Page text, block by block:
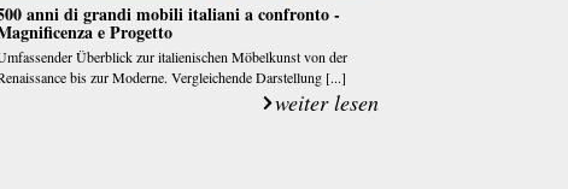
anni di grandi mobili italiani a confronto -
e Progetto
Überblick zur italienischen Möbelkunst von der
bis zur Moderne. Vergleichende Darstellung [...]
weiter lesen